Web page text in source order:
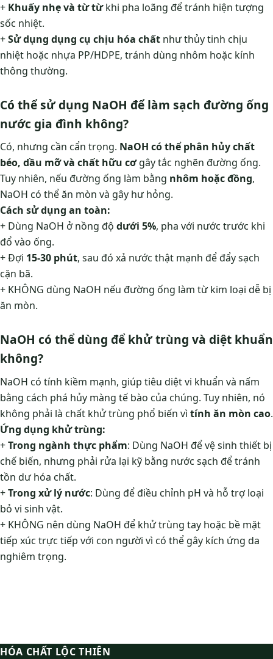
+ Khuấy nhẹ và từ từkhi pha loãng để tránh hiện tượng
sốc nhiệt.
+Sử dụng dụng cụ chịu hóa chất như thủy tinh chịu
nhiệt hoặc nhựa PP/HDPE, tránh dùng nhôm hoặc kính
thông thường.
Có thể sử dụng NaOH để làm sạch đường ống
nước gia đình không?
Có, nhưng cần cẩn trọng. NaOH có thể phân hủy chất
béo, dầu mỡ và chất hữu cơgây tắc nghẽn đường ống.
Tuy nhiên, nếu đường ống làm bằng nhôm hoặc đồng,
NaOH có thể ăn mòn và gây hư hỏng.
Cách sử dụng an toàn:
+ Dùng NaOH ở nồng độ dưới 5%, pha với nước trước khi
đổ vào ống.
+ Đợi 15-30 phút, sau đó xả nước thật mạnh để đẩy sạch
cặn bã.
+ KHÔNG dùng NaOH nếu đường ống làm từ kim loại dễ bị
ăn mòn.
NaOH có thể dùng để khử trùng và diệt khuẩn
không?
NaOH có tính kiềm mạnh, giúp tiêu diệt vi khuẩn và nấm
bằng cách phá hủy màng tế bào của chúng. Tuy nhiên, nó
không phải là chất khử trùng phổ biến vì tính ăn mòn cao.
Ứng dụng khử trùng:
+Trong ngành thực phẩm: Dùng NaOH để vệ sinh thiết bị
chế biến, nhưng phải rửa lại kỹ bằng nước sạch để tránh
tồn dư hóa chất.
+Trong xử lý nước: Dùng để điều chỉnh pH và hỗ trợ loại
bỏ vi sinh vật.
+ KHÔNG nên dùng NaOH để khử trùng tay hoặc bề mặt
tiếp xúc trực tiếp với con người vì có thể gây kích ứng da
nghiêm trọng.
HÓA CHẤT LỘC THIÊN